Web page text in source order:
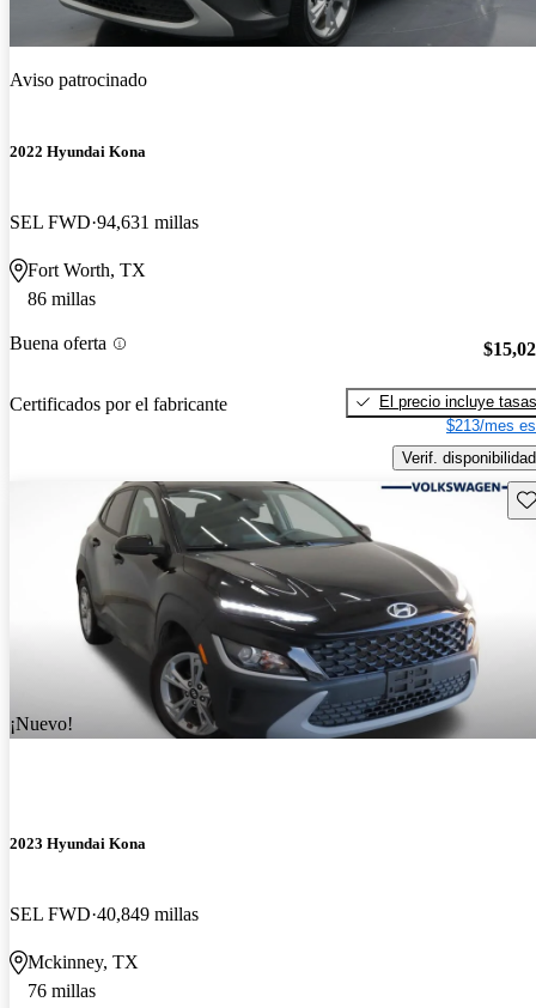
Aviso patrocinado
2022 Hyundai Kona
SEL FWD 94,631 millas
Fort Worth, TX
86 millas
Buena oferta
Certificados por el fabricante
El precio incluye tasas
$213/mes
Verif. disponibilidad
¡Nuevo!
2023 Hyundai Kona
SEL FWD 40,849 millas
Mckinney, TX
76 millas